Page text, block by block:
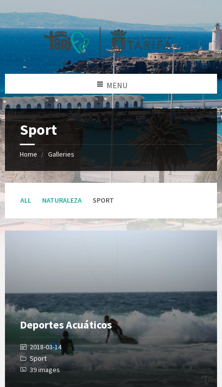
MENU
Sport
Home Galleries
Categories:
ALL NATURALEZA SPORT
Deportes Acuáticos
2018-03-14
Sport
39 images